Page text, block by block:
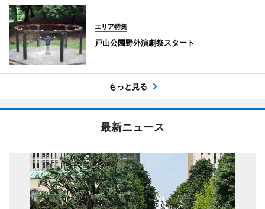
エリア特集
戸山公園野外演劇祭スタート
もっと見る
最新ニュース